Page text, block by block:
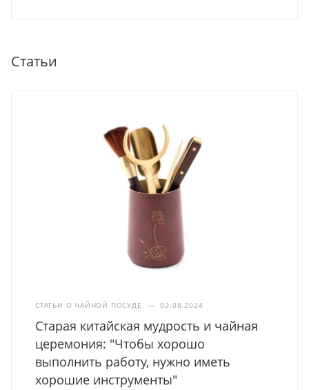
Статьи
СТАТЬИ О ЧАЙНОЙ ПОСУДЕ — 02.08.2024
Старая китайская мудрость и чайная
церемония: "Чтобы хорошо
выполнить работу, нужно иметь
хорошие инструменты"